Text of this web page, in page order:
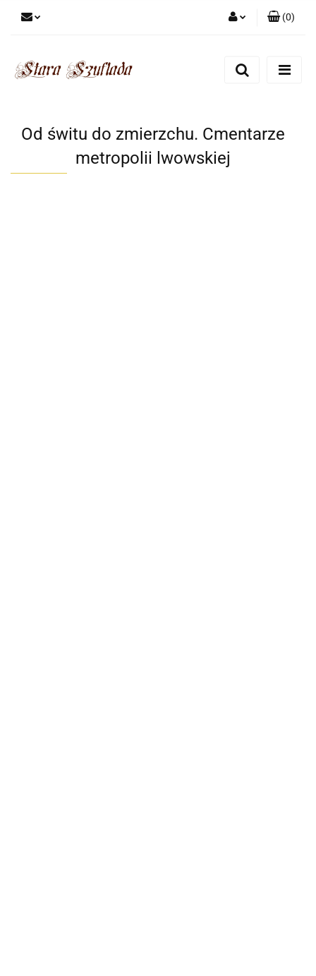
Zarejestruj się
(0)
Od świtu do zmierzchu. Cmentarze
metropolii lwowskiej